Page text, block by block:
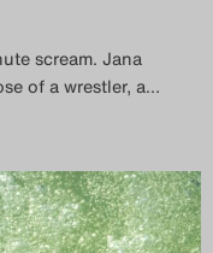
scream. Jana
of a wrestler, a…